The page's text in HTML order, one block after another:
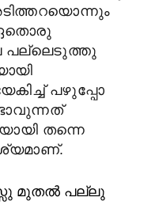
ഏതൊരു
പല്ലെടുത്തു
പഴുപ്പോ
തന്നെ
മുതല് പല്ലു